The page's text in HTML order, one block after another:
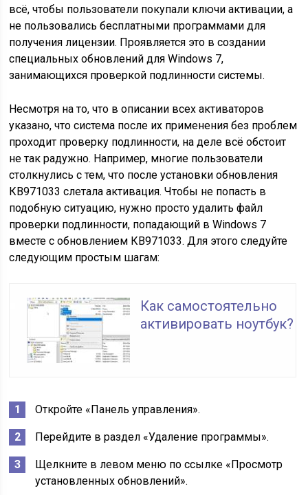
всё, чтобы пользователи покупали ключи активации, а
не пользовались бесплатными программами для
получения лицензии. Проявляется это в создании
специальных обновлений для Windows 7,
занимающихся проверкой подлинности системы.
Несмотря на то, что в описании всех активаторов
указано, что система после их применения без проблем
проходит проверку подлинности, на деле всё обстоит
не так радужно. Например, многие пользователи
столкнулись с тем, что после установки обновления
КВ971033 слетала активация. Чтобы не попасть в
подобную ситуацию, нужно просто удалить файл
проверки подлинности, попадающий в Windows 7
вместе с обновлением КВ971033. Для этого следуйте
следующим простым шагам:
Как самостоятельно
активировать ноутбук?
Откройте «Панель управления».
Перейдите в раздел «Удаление программы».
Щелкните в левом меню по ссылке «Просмотр
установленных обновлений».